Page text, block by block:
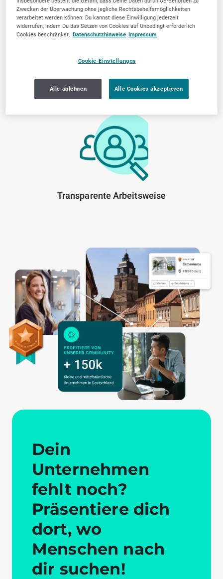
Lokale Marktkenntnis
Transparente Arbeitsweise
Dein
Unternehmen
fehlt noch?
Präsentiere dich
dort, wo
Menschen nach
dir suchen!
Zwecken der Überwachung ohne jegliche Rechtsbehelfsmöglichkeiten
verarbeitet werden können. Du kannst diese Einwilligung jederzeit
widerrufen, indem Du das Setzen von Cookies auf Unbedingt erforderlich
Cookies beschränkst. Datenschutzhinweise Impressum
Cookie-Einstellungen
Alle ablehnen Alle Cookies akzeptieren